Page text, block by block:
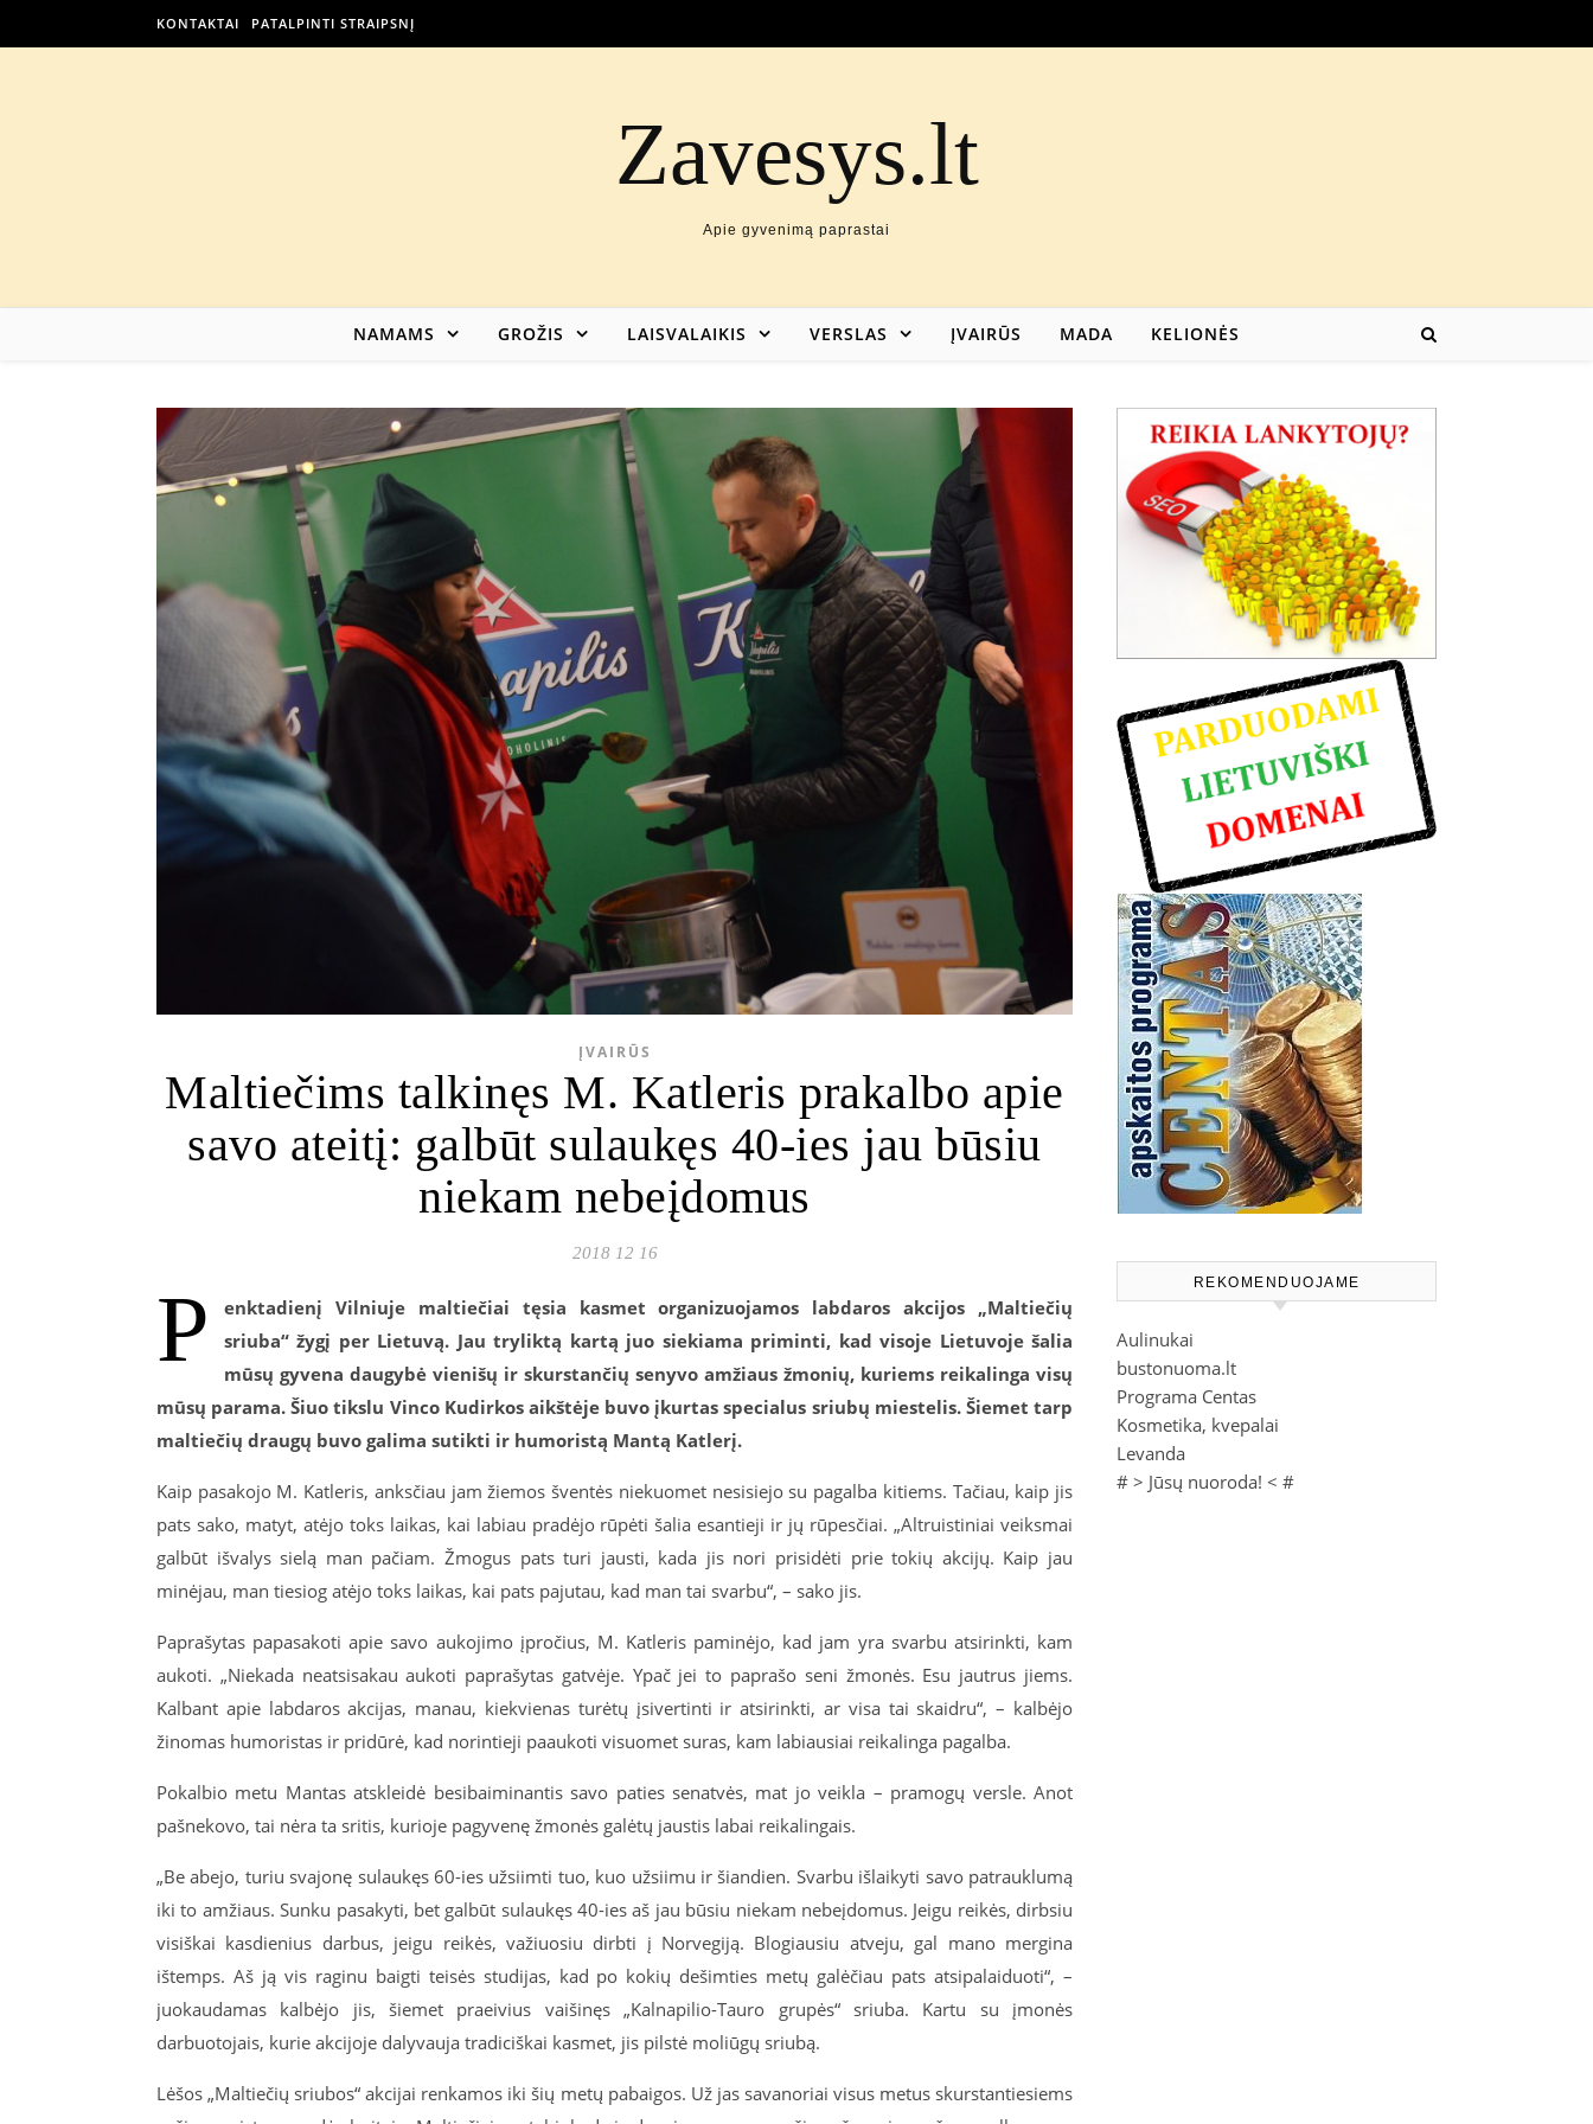
KONTAKTAI PATALPINTI STRAIPSNĮ
Zavesys.lt
Apie gyvenimą paprastai
NAMAMS GROŽIS LAISVALAIKIS VERSLAS ĮVAIRŪS MADA KELIONĖS
ĮVAIRŪS
Maltiečims talkinęs M. Katleris prakalbo apie
savo ateitį: galbūt sulaukęs 40-ies jau būsiu
niekam nebeįdomus
2018 12 16
P
enktadienį Vilniuje maltiečiai tęsia kasmet organizuojamos labdaros akcijos „Maltiečių
sriuba“ žygį per Lietuvą. Jau tryliktą kartą juo siekiama priminti, kad visoje Lietuvoje šalia
mūsų gyvena daugybė vienišų ir skurstančių senyvo amžiaus žmonių, kuriems reikalinga visų
mūsų parama. Šiuo tikslu Vinco Kudirkos aikštėje buvo įkurtas specialus sriubų miestelis. Šiemet tarp
maltiečių draugų buvo galima sutikti ir humoristą Mantą Katlerį.
Kaip pasakojo M. Katleris, anksčiau jam žiemos šventės niekuomet nesisiejo su pagalba kitiems. Tačiau, kaip jis
pats sako, matyt, atėjo toks laikas, kai labiau pradėjo rūpėti šalia esantieji ir jų rūpesčiai. „Altruistiniai veiksmai
galbūt išvalys sielą man pačiam. Žmogus pats turi jausti, kada jis nori prisidėti prie tokių akcijų. Kaip jau
minėjau, man tiesiog atėjo toks laikas, kai pats pajutau, kad man tai svarbu“, – sako jis.
Paprašytas papasakoti apie savo aukojimo įpročius, M. Katleris paminėjo, kad jam yra svarbu atsirinkti, kam
aukoti. „Niekada neatsisakau aukoti paprašytas gatvėje. Ypač jei to paprašo seni žmonės. Esu jautrus jiems.
Kalbant apie labdaros akcijas, manau, kiekvienas turėtų įsivertinti ir atsirinkti, ar visa tai skaidru“, – kalbėjo
žinomas humoristas ir pridūrė, kad norintieji paaukoti visuomet suras, kam labiausiai reikalinga pagalba.
Pokalbio metu Mantas atskleidė besibaiminantis savo paties senatvės, mat jo veikla – pramogų versle. Anot
pašnekovo, tai nėra ta sritis, kurioje pagyvenę žmonės galėtų jaustis labai reikalingais.
„Be abejo, turiu svajonę sulaukęs 60-ies užsiimti tuo, kuo užsiimu ir šiandien. Svarbu išlaikyti savo patrauklumą
iki to amžiaus. Sunku pasakyti, bet galbūt sulaukęs 40-ies aš jau būsiu niekam nebeįdomus. Jeigu reikės, dirbsiu
visiškai kasdienius darbus, jeigu reikės, važiuosiu dirbti į Norvegiją. Blogiausiu atveju, gal mano mergina
ištemps. Aš ją vis raginu baigti teisės studijas, kad po kokių dešimties metų galėčiau pats atsipalaiduoti“, –
juokaudamas kalbėjo jis, šiemet praeivius vaišinęs „Kalnapilio-Tauro grupės“ sriuba. Kartu su įmonės
darbuotojais, kurie akcijoje dalyvauja tradiciškai kasmet, jis pilstė moliūgų sriubą.
Lėšos „Maltiečių sriubos“ akcijai renkamos iki šių metų pabaigos. Už jas savanoriai visus metus skurstantiesiems
REKOMENDUOJAME
Aulinukai
bustonuoma.lt
Programa Centas
Kosmetika, kvepalai
Levanda
# > Jūsų nuoroda! < #